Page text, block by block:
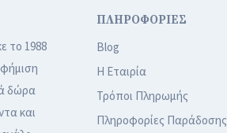
το 1988
δώρα
και
ΠΛΗΡΟΦΟΡΙΕΣ
Blog
Η Εταιρία
Τρόποι Πληρωμής
Πληροφορίες Παράδοσης